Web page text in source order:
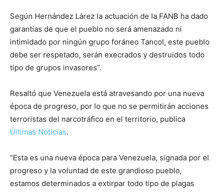
Según Hernández Lárez la actuación de la FANB ha dado
garantías de que el pueblo no será amenazado ni
intimidado por ningún grupo foráneo Tancol, este pueblo
debe ser respetado, serán execrados y destruidos todo
tipo de grupos invasores”.
Resaltó que Venezuela está atravesando por una nueva
época de progreso, por lo que no se permitirán acciones
terroristas del narcotráfico en el territorio, publica
Últimas Noticias.
“Esta es una nueva época para Venezuela, signada por el
progreso y la voluntad de este grandioso pueblo,
estamos determinados a extirpar todo tipo de plagas